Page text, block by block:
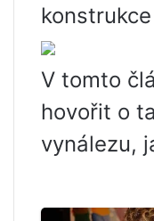
V tomto
hovořit o
vynálezu,